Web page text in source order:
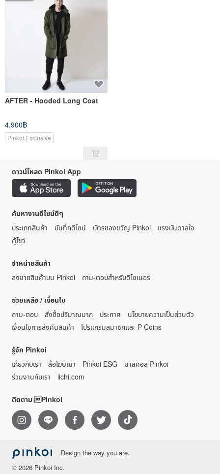
AFTER - Hooded Long Coat
4,900฿
Pinkoi Exclusive
ดาวน์โหลด Pinkoi App
ค้นหางานดีไซน์ดีๆ
ประเภทสินค้า
บันทึกดีไซน์ บัตรของขวัญ Pinkoi
แรงบันดาลใจ
ตู้โชว์
จำหน่ายสินค้า
ลงขายสินค้าบน Pinkoi
ถาม-ตอบสำหรับดีไซเนอร์
ช่วยเหลือ / เงื่อนไข
ถาม-ตอบ
สั่งซื้อปริมาณมาก ประกาศ
นโยบายความเป็นส่วนตัว
เงื่อนไขการส่งคืนสินค้า
โปรแกรมสมาชิกและ P Coins
รู้จัก Pinkoi
เกี่ยวกับเรา
สื่อโฆษณา Pinkoi ESG
มาสคอส Pinkoi
ร่วมงานกับเรา
iichi.com
ติดตาม Pinkoi
Design the way you are.
© 2026 Pinkoi Inc.